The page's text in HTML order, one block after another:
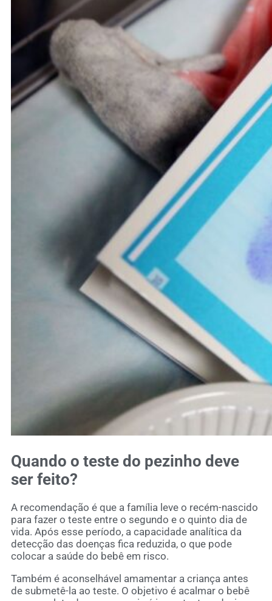
Quando o teste do pezinho deve
ser feito?
A recomendação é que a família leve o recém-nascido
para fazer o teste entre o segundo e o quinto dia de
vida. Após esse período, a capacidade analítica da
detecção das doenças fica reduzida, o que pode
colocar a saúde do bebê em risco.
Também é aconselhável amamentar a criança antes
de submetê-la ao teste. O objetivo é acalmar o bebê